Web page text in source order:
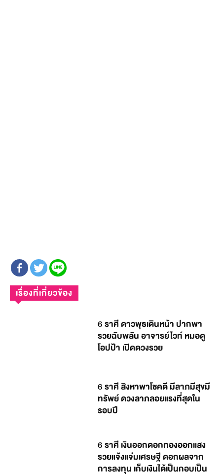
เรื่องที่เกี่ยวข้อง
6 ราศี ดาวพุธเดินหน้า ปากพา
รวยฉับพลัน อาจารย์ไวท์ หมอดู
โอปป้า เปิดดวงรวย
6 ราศี สิงหาพาโชคดี มีลาภมีสุขมี
ทรัพย์ ดวงลาภลอยแรงที่สุดใน
รอบปี
6 ราศี เงินออกดอกทองออกแสง
รวยแจ้งแจ่มเศรษฐี ดอกผลจาก
การลงทุน เก็บเงินได้เป็นกอบเป็น